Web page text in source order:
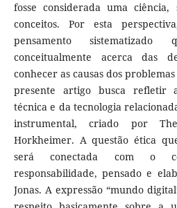
fosse considerada uma
conceitos. Por esta
pensamento
conceitualmente acerca das
conhecer as causas dos
presente artigo busca refletir
técnica e da tecnologia
instrumental, criado por
Horkheimer. A questão ética
será conectada com o
responsabilidade, pensado e
Jonas. A expressão “mundo